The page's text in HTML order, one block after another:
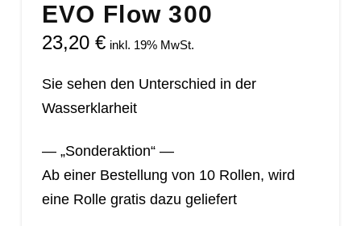
EVO Flow 300
23,20 € inkl. 19% MwSt.
Sie sehen den Unterschied in der
Wasserklarheit
— „Sonderaktion“ —
Ab einer Bestellung von 10 Rollen, wird
eine Rolle gratis dazu geliefert